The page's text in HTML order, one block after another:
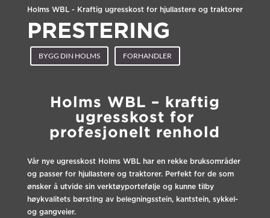
Holms WBL - Kraftig ugresskost for hjullastere og traktorer
PRESTERING
BYGG DIN HOLMS FORHANDLER
Holms WBL – kraftig
ugresskost for
profesjonelt renhold
Vår nye ugresskost Holms WBL har en rekke bruksområder
og passer for hjullastere og traktorer. Perfekt for de som
ønsker å utvide sin verktøyportefølje og kunne tilby
høykvalitets børsting av belegningsstein, kantstein, sykkel-
og gangveier.